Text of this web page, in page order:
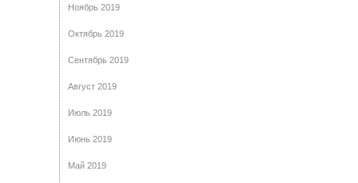
Ноябрь 2019
Октябрь 2019
Сентябрь 2019
Август 2019
Июль 2019
Июнь 2019
Май 2019